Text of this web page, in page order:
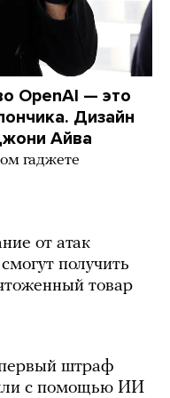
OpenAI — это
Дизайн
Айва
гаджете
от атак
получить
товар
штраф
с помощью ИИ